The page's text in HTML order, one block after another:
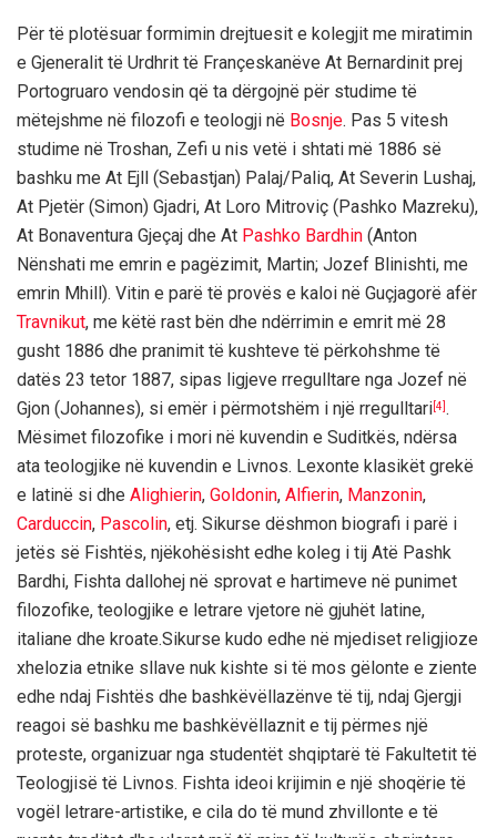
Për të plotësuar formimin drejtuesit e kolegjit me miratimin
e Gjeneralit të Urdhrit të Françeskanëve At Bernardinit prej
Portogruaro vendosin që ta dërgojnë për studime të
mëtejshme në filozofi e teologji në Bosnje. Pas 5 vitesh
studime në Troshan, Zefi u nis vetë i shtati më 1886 së
bashku me At Ejll (Sebastjan) Palaj/Paliq, At Severin Lushaj,
At Pjetër (Simon) Gjadri, At Loro Mitroviç (Pashko Mazreku),
At Bonaventura Gjeçaj dhe At Pashko Bardhin (Anton
Nënshati me emrin e pagëzimit, Martin; Jozef Blinishti, me
emrin Mhill). Vitin e parë të provës e kaloi në Guçjagorë afër
Travnikut, me këtë rast bën dhe ndërrimin e emrit më 28
gusht 1886 dhe pranimit të kushteve të përkohshme të
datës 23 tetor 1887, sipas ligjeve rregulltare nga Jozef në
Gjon (Johannes), si emër i përmotshëm i një rregulltari [4] .
Mësimet filozofike i mori në kuvendin e Suditkës, ndërsa
ata teologjike në kuvendin e Livnos. Lexonte klasikët grekë
e latinë si dhe Alighierin, Goldonin, Alfierin, Manzonin,
Carduccin, Pascolin, etj. Sikurse dëshmon biografi i parë i
jetës së Fishtës, njëkohësisht edhe koleg i tij Atë Pashk
Bardhi, Fishta dallohej në sprovat e hartimeve në punimet
filozofike, teologjike e letrare vjetore në gjuhët latine,
italiane dhe kroate.Sikurse kudo edhe në mjediset religjioze
xhelozia etnike sllave nuk kishte si të mos gëlonte e ziente
edhe ndaj Fishtës dhe bashkëvëllazënve të tij, ndaj Gjergji
reagoi së bashku me bashkëvëllaznit e tij përmes një
proteste, organizuar nga studentët shqiptarë të Fakultetit të
Teologjisë të Livnos. Fishta ideoi krijimin e një shoqërie të
vogël letrare-artistike, e cila do të mund zhvillonte e të